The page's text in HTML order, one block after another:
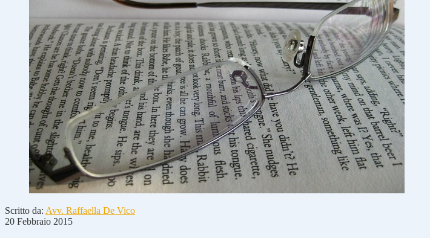
Scritto da: Avv. Raffaella De Vico
20 Febbraio 2015